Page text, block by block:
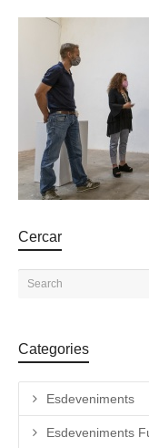
Cercar
Categories
Esdeveniments
Esdeveniments